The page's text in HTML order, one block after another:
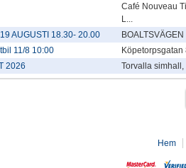
Café Nouveau
L...
AUGUSTI 18.30- 20.00
11/8 10:00
Köpetorpsgatan
2026 Torvalla
Hem